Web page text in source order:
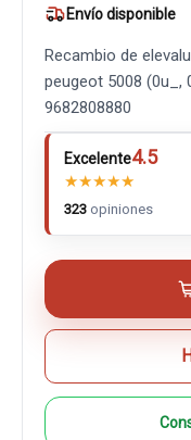
Envío disponible
Recambio de
peugeot 5008 (0u_,
9682808880
Excelente4.5
★★★★★
323 opiniones